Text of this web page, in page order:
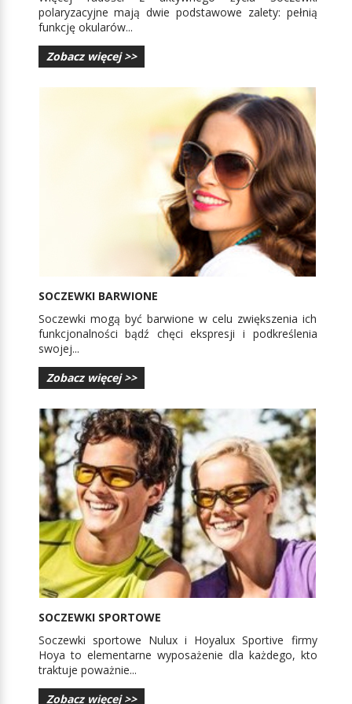
polaryzacyjne mają dwie podstawowe zalety: pełnią
funkcję okularów...
Zobacz więcej >>
SOCZEWKI BARWIONE
Soczewki mogą być barwione w celu zwiększenia ich
funkcjonalności bądź chęci ekspresji i podkreślenia
swojej...
Zobacz więcej >>
SOCZEWKI SPORTOWE
Soczewki sportowe Nulux i Hoyalux Sportive firmy
Hoya to elementarne wyposażenie dla każdego, kto
traktuje poważnie...
Zobacz więcej >>